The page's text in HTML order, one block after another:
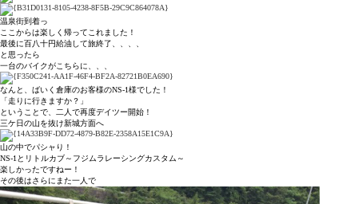
温泉街到着っ
ここからは楽しく帰ってこれました！
最後に百八十円給油して旅終了、、、、
と思ったら
一台のバイクがこちらに、、、
なんと、ばいく倉庫のお客様のNS-1様でした！
「走りに行きますか？」
ということで、二人で再度デイツー開始！
三ケ日の山を抜け新城方面へ
山の中でパシャり！
NS-1とリトルカブ～フジムラレーシングカスタム～
楽しかったですねー！
その後はさらにまた一人で